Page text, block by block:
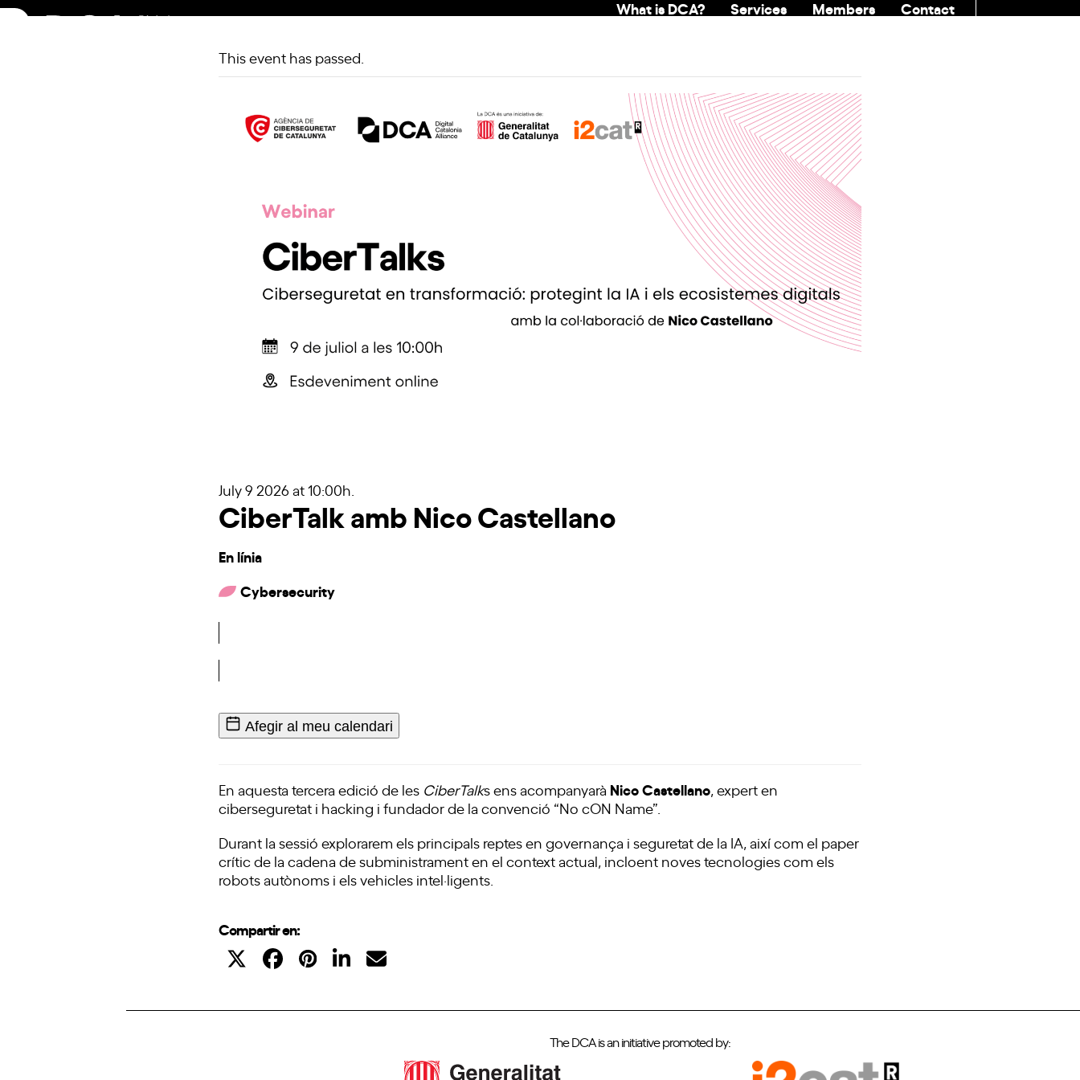
Skip
What is DCA? Services Members
Contact
This event has passed.
July 9 2026 at 10:00h.
CiberTalk amb Nico Castellano
En línia
Cybersecurity
Afegir al meu calendari
En aquesta tercera edició de les CiberTalks ens acompanyarà Nico Castellano, expert en
ciberseguretat i hacking i fundador de la convenció “No cON Name”.
Durant la sessió explorarem els principals reptes en governança i seguretat de la IA, així com el paper
crític de la cadena de subministrament en el context actual, incloent noves tecnologies com els
robots autònoms i els vehicles intel·ligents.
Compartir en:
The DCA is an initiative promoted by: